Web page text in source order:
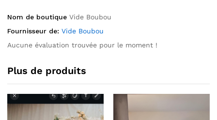
Nom de boutique Vide Boubou
Fournisseur de: Vide Boubou
Aucune évaluation trouvée pour le moment !
Plus de produits